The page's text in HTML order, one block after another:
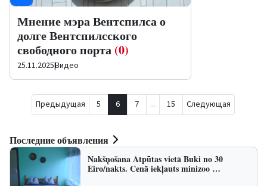
Мнение мэра Вентспилса о
долге Вентспилсского
свободного порта (0)
25.11.2025|Видео
Предыдущая 5 6 7 ... 15 Следующая
Последние объявления
Nakšņošana Atpūtas vietā Buki no 30
Eiro/nakts. Cenā iekļauts minizoo …